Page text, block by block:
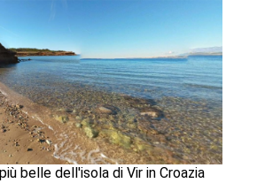
belle dell'isola di Vir in Croazia